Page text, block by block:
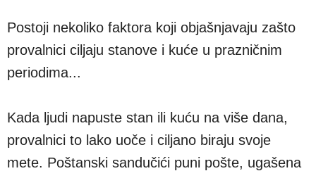
Postoji nekoliko faktora koji objašnjavaju zašto
provalnici ciljaju stanove i kuće u prazničnim
periodima...
Kada ljudi napuste stan ili kuću na više dana,
provalnici to lako uoče i ciljano biraju svoje
mete. Poštanski sandučići puni pošte, ugašena